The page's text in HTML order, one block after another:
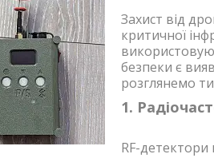
Захист від
критичної
безпеки є
розглянемо
1.
RF-